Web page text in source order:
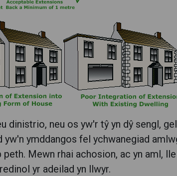
dinistrio, neu os yw'r tŷ yn dŷ sengl,
ymddangos fel ychwanegiad
Mewn rhai achosion, ac yn aml,
yr adeilad yn llwyr.